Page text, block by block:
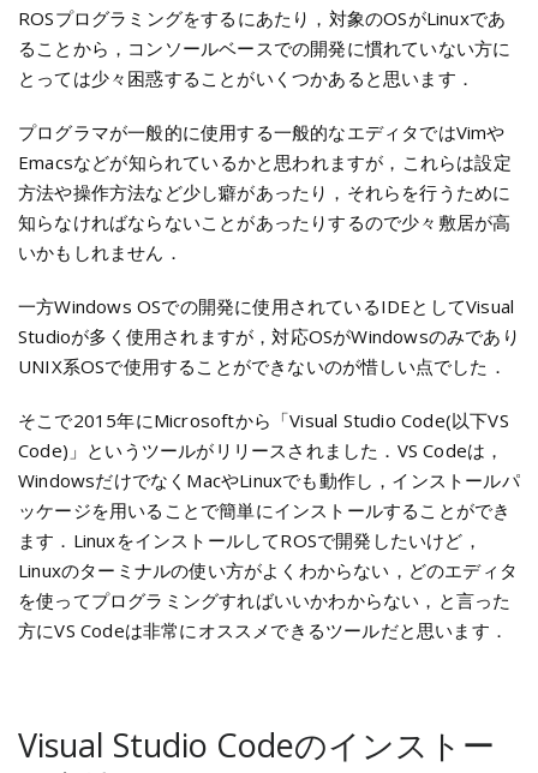
ROSプログラミングをするにあたり，対象のOSがLinuxであ
ることから，コンソールベースでの開発に慣れていない方に
とっては少々困惑することがいくつかあると思います．
プログラマが一般的に使用する一般的なエディタではVimや
Emacsなどが知られているかと思われますが，これらは設定
方法や操作方法など少し癖があったり，それらを行うために
知らなければならないことがあったりするので少々敷居が高
いかもしれません．
一方Windows OSでの開発に使用されているIDEとしてVisual
Studioが多く使用されますが，対応OSがWindowsのみであり
UNIX系OSで使用することができないのが惜しい点でした．
そこで2015年にMicrosoftから「Visual Studio Code(以下VS
Code)」というツールがリリースされました．VS Codeは，
WindowsだけでなくMacやLinuxでも動作し，インストールパ
ッケージを用いることで簡単にインストールすることができ
ます．LinuxをインストールしてROSで開発したいけど，
Linuxのターミナルの使い方がよくわからない，どのエディタ
を使ってプログラミングすればいいかわからない，と言った
方にVS Codeは非常にオススメできるツールだと思います．
Visual Studio Codeのインストー